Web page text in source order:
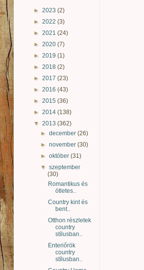
► 2023 (2)
► 2022 (3)
► 2021 (24)
► 2020 (7)
► 2019 (1)
► 2018 (2)
► 2017 (23)
► 2016 (43)
► 2015 (36)
► 2014 (138)
▼ 2013 (362)
►december(26)
►november(30)
►október(31)
▼szeptember
(30)
Romantikus és
ötletes..
Country kint és
bent..
Otthon részletek
country
stílusban..
Enteriőrök
country
stílusban..